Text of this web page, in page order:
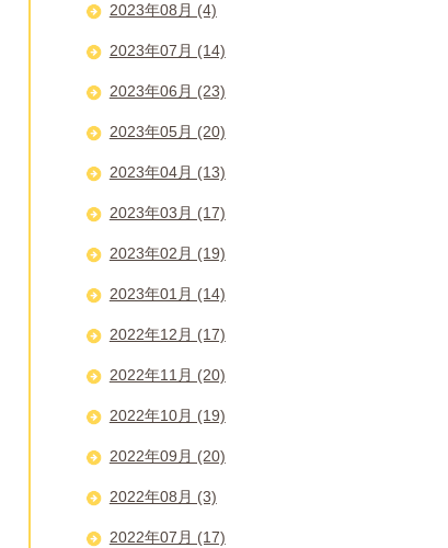
2023年08月 (4)
2023年07月 (14)
2023年06月 (23)
2023年05月 (20)
2023年04月 (13)
2023年03月 (17)
2023年02月 (19)
2023年01月 (14)
2022年12月 (17)
2022年11月 (20)
2022年10月 (19)
2022年09月 (20)
2022年08月 (3)
2022年07月 (17)